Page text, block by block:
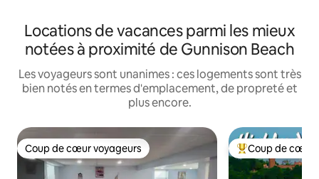
Locations de vacances parmi les mieux
notées à proximité de Gunnison Beach
Les voyageurs sont unanimes : ces logements sont très
bien notés en termes d'emplacement, de propreté et
plus encore.
Coup de cœur voyageurs
Coup de cœur voyageurs Coups de cœur
Coup de cœur